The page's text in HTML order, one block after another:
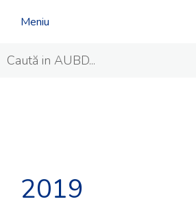
Meniu
2019